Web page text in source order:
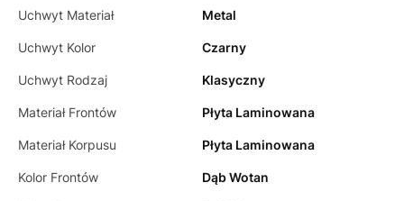
Uchwyt Materiał Metal
Uchwyt Kolor Czarny
Uchwyt Rodzaj Klasyczny
Materiał Frontów Płyta Laminowana
Materiał Korpusu Płyta Laminowana
Kolor Frontów Dąb Wotan